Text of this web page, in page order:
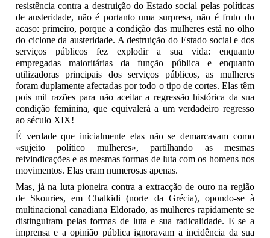
resistência contra a destruição do Estado social pelas políticas
de austeridade, não é portanto uma surpresa, não é fruto do
acaso: primeiro, porque a condição das mulheres está no olho
do ciclone da austeridade. A destruição do Estado social e dos
serviços públicos fez explodir a sua vida: enquanto
empregadas maioritárias da função pública e enquanto
utilizadoras principais dos serviços públicos, as mulheres
foram duplamente afectadas por todo o tipo de cortes. Elas têm
pois mil razões para não aceitar a regressão histórica da sua
condição feminina, que equivalerá a um verdadeiro regresso
ao século XIX!
É verdade que inicialmente elas não se demarcavam como
«sujeito político mulheres», partilhando as mesmas
reivindicações e as mesmas formas de luta com os homens nos
movimentos. Elas eram numerosas apenas.
Mas, já na luta pioneira contra a extracção de ouro na região
de Skouries, em Chalkidi (norte da Grécia), opondo-se à
multinacional canadiana Eldorado, as mulheres rapidamente se
distinguiram pelas formas de luta e sua radicalidade. E se a
imprensa e a opinião pública ignoravam a incidência da sua